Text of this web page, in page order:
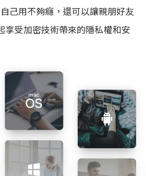
己用不夠癮，還可以讓親朋好友
享受加密技術帶來的隱私權和安